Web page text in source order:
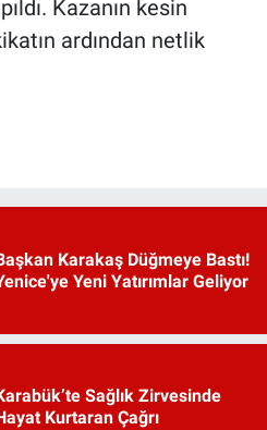
Kazanın kesin
ardından netlik
Karakaş Düğmeye Bastı!
Yeni Yatırımlar Geliyor
Sağlık Zirvesinde
Kurtaran Çağrı